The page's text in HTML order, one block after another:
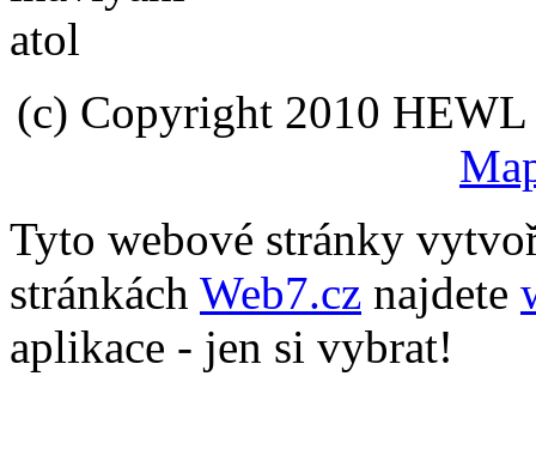
(c) Copyright 2010 HEWL
Tyto webové stránky
stránkách Web7.cz najdete
aplikace - jen si vybrat!